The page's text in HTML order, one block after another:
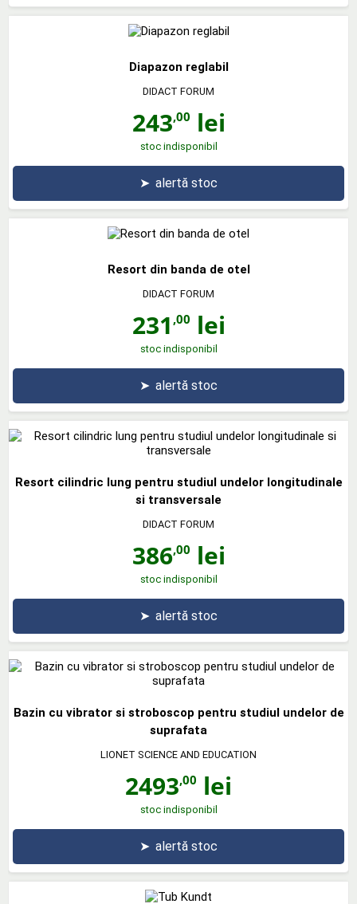
Diapazon reglabil
DIDACT FORUM
243,00 lei
stoc indisponibil
➤ alertă stoc
Resort din banda de otel
DIDACT FORUM
231 ,00 lei
stoc indisponibil
➤ alertă stoc
Resort cilindric lung pentru studiul undelor longitudinale
si transversale
DIDACT FORUM
386,00 lei
stoc indisponibil
➤ alertă stoc
Bazin cu vibrator si stroboscop pentru studiul undelor de
suprafata
LIONET SCIENCE AND EDUCATION
2493,00 lei
stoc indisponibil
➤ alertă stoc